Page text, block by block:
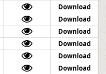
Download
Download
Download
Download
Download
Download